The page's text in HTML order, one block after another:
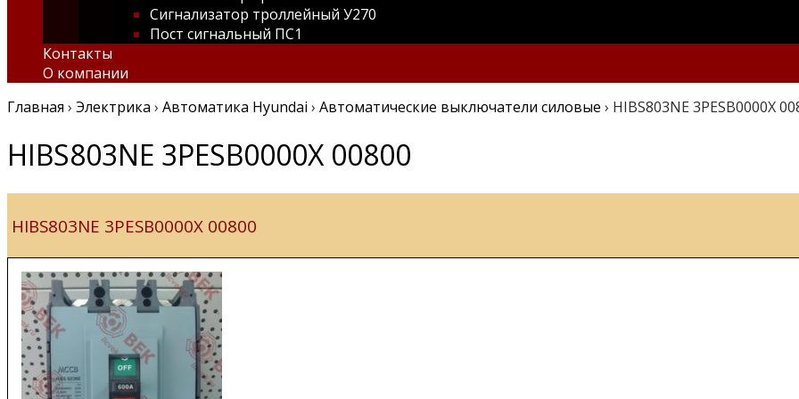
Сигнализатор троллейный У270
Пост сигнальный ПС1
Контакты
О компании
Главная › Электрика › Автоматика Hyundai › Автоматические выключатели силовые › HIBS803NE 3PESB0000X
HIBS803NE 3PESB0000X 00800
HIBS803NE 3PESB0000X 00800